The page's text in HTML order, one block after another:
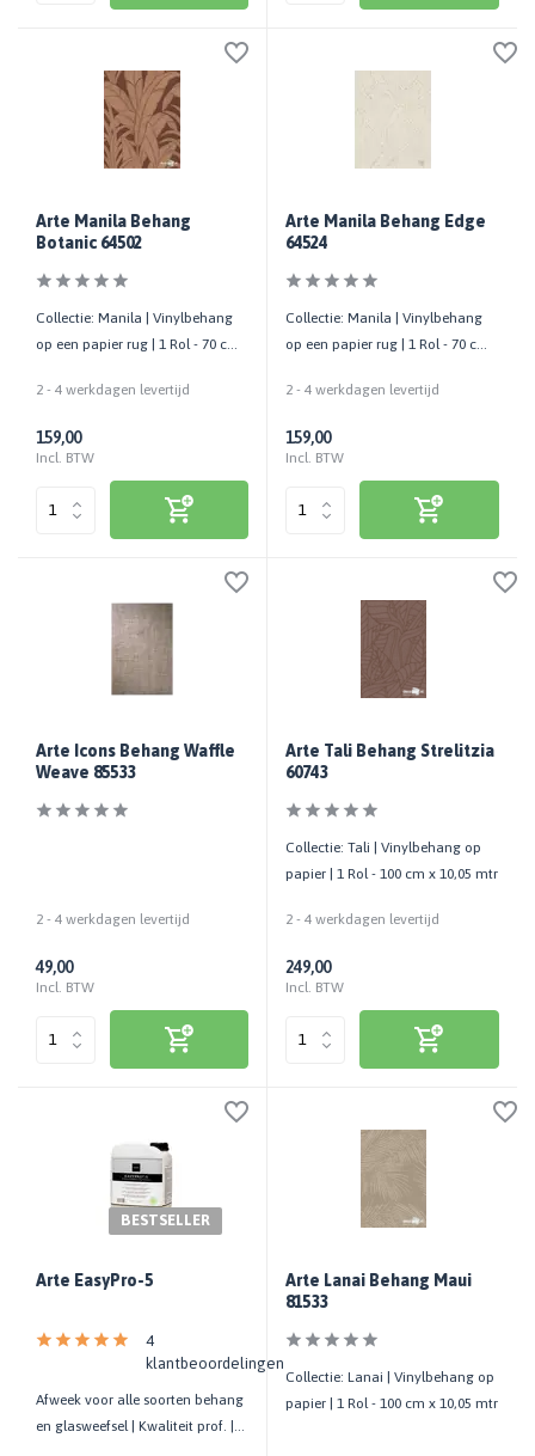
Arte Manila Behang
Botanic 64502
Collectie: Manila | Vinylbehang
op een papier rug | 1 Rol - 70 cm
2 - 4 werkdagen levertijd
159,00
Incl. BTW
Arte Manila Behang Edge
64524
Collectie: Manila | Vinylbehang
op een papier rug | 1 Rol - 70 cm
2 - 4 werkdagen levertijd
159,00
Incl. BTW
Arte Icons Behang Waffle
Weave 85533
2 - 4 werkdagen levertijd
49,00
Incl. BTW
Arte Tali Behang Strelitzia
60743
Collectie: Tali | Vinylbehang op
papier | 1 Rol - 100 cm x 10,05 mtr
2 - 4 werkdagen levertijd
249,00
Incl. BTW
BESTSELLER
Arte EasyPro-5
4
klantbeoordelingen
Afweek voor alle soorten behang
en glasweefsel | Kwaliteit prof. |
Arte Lanai Behang Maui
81533
Collectie: Lanai | Vinylbehang op
papier | 1 Rol - 100 cm x 10,05 mtr